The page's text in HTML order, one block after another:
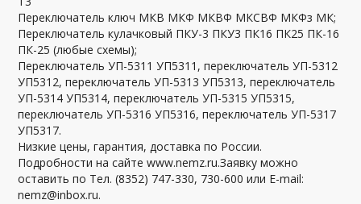
Переключатель ключ МКВ МКФ МКВФ МКСВФ МКФз МК;
Переключатель кулачковый ПКУ-3 ПКУ3 ПК16 ПК25 ПК-16
ПК-25 (любые схемы);
Переключатель УП-5311 УП5311, переключатель УП-5312
УП5312, переключатель УП-5313 УП5313, переключатель
УП-5314 УП5314, переключатель УП-5315 УП5315,
переключатель УП-5316 УП5316, переключатель УП-5317
УП5317.
Низкие цены, гарантия, доставка по России.
Подробности на сайте www.nemz.ru.Заявку можно
оставить по Тел. (8352) 747-330, 730-600 или E-mail:
nemz@inbox.ru.